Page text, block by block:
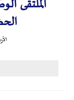
الملتقى